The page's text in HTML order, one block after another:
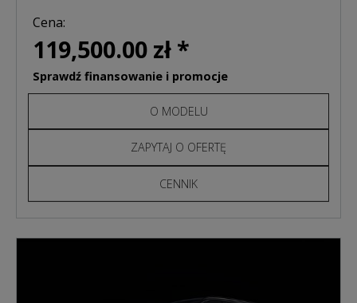
Cena:
119,500.00 zł *
Sprawdź finansowanie i promocje
O MODELU
ZAPYTAJ O OFERTĘ
CENNIK